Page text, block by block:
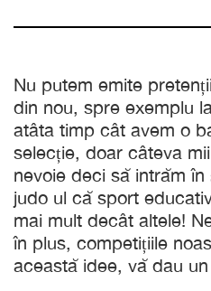
Nu putem emite
din nou, spre exemplu
atâta timp cât avem o
selecție, doar câteva
nevoie deci să intrăm
judo ul că sport
mai mult decât altele!
în plus, competițiile
această idee, vă dau